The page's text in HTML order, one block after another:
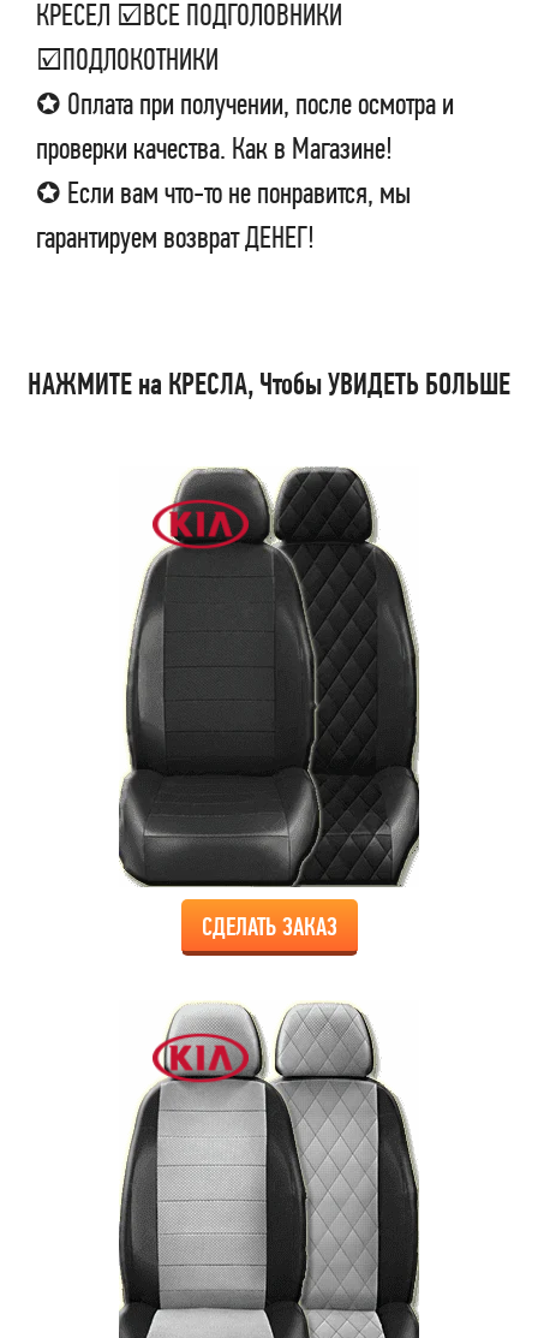
КРЕСЕЛ ☑ВСЕ ПОДГОЛОВНИКИ
☑ПОДЛОКОТНИКИ
✪ Оплата при получении, после осмотра и
проверки качества. Как в Магазине!
✪ Если вам что-то не понравится, мы
гарантируем возврат ДЕНЕГ!
НАЖМИТЕ на КРЕСЛА, Чтобы УВИДЕТЬ БОЛЬШЕ
СДЕЛАТЬ ЗАКАЗ